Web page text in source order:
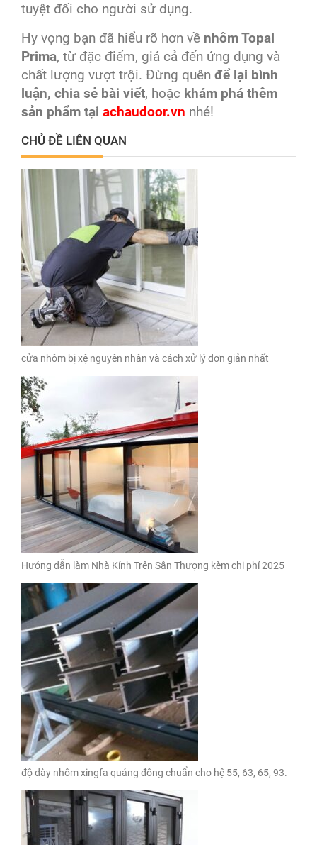
tuyệt đối cho người sử dụng.
Hy vọng bạn đã hiểu rõ hơn về nhôm Topal
Prima, từ đặc điểm, giá cả đến ứng dụng và
chất lượng vượt trội. Đừng quên để lại bình
luận, chia sẻ bài viết, hoặc khám phá thêm
sản phẩm tại achaudoor.vn nhé!
CHỦ ĐỀ LIÊN QUAN
cửa nhôm bị xệ nguyên nhân và cách xử lý đơn giản nhất
Hướng dẫn làm Nhà Kính Trên Sân Thượng kèm chi phí 2025
độ dày nhôm xingfa quảng đông chuẩn cho hệ 55, 63, 65, 93.